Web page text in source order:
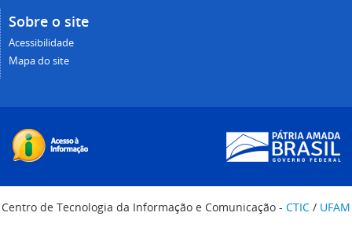
Sobre o site
Acessibilidade
Mapa do site
Centro de Tecnologia da Informação e Comunicação - CTIC / UFAM